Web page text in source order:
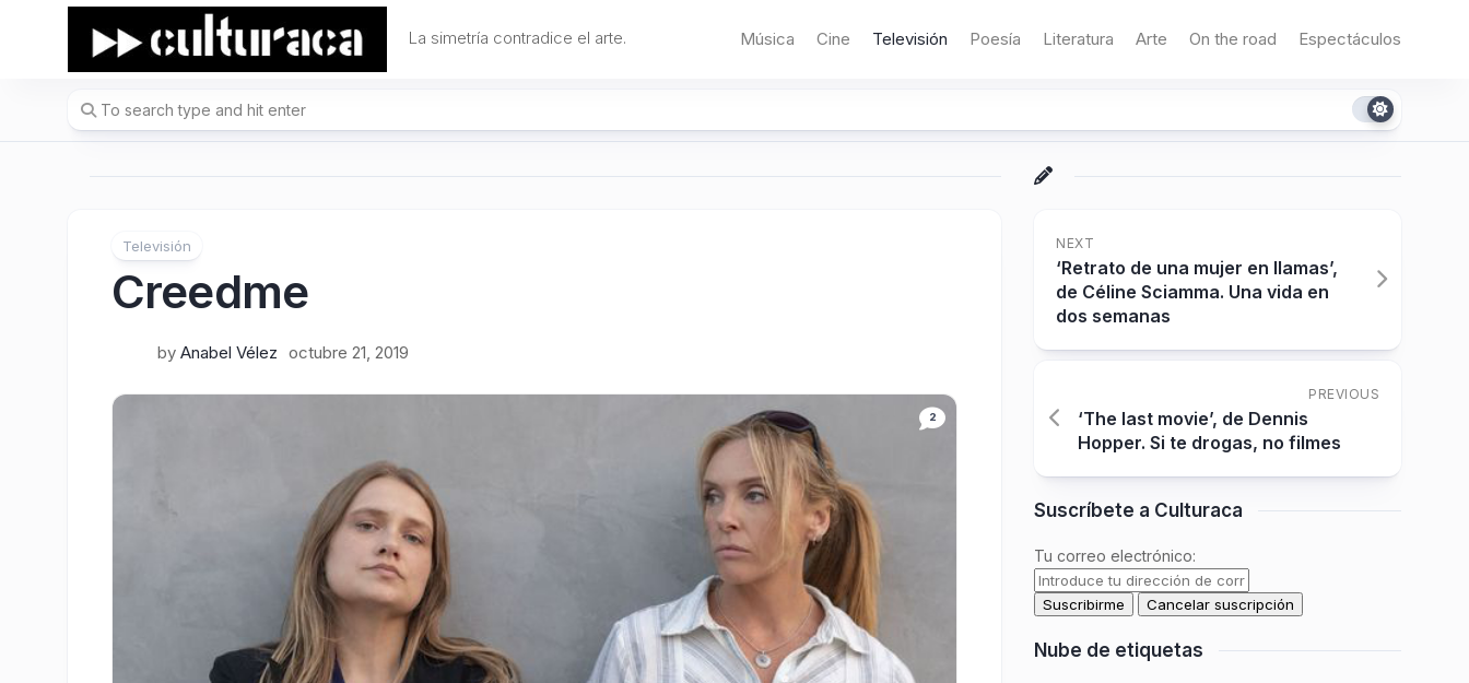
La simetría contradice el arte. Música Cine Televisión Poesía Literatura Arte On the road Espectáculos
Televisión
Creedme
by Anabel Vélez octubre 21, 2019
2
NEXT
‘Retrato de una mujer en llamas’,
de Céline Sciamma. Una vida en
dos semanas
PREVIOUS
‘The last movie’, de Dennis
Hopper. Si te drogas, no filmes
Suscríbete a Culturaca
Tu correo electrónico:
Nube de etiquetas